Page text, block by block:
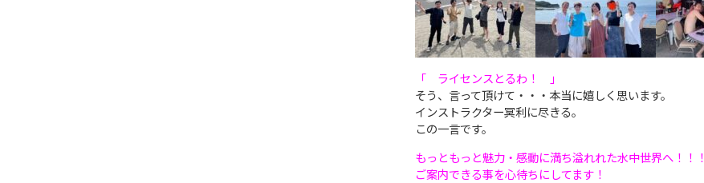
「 ライセンスとるわ！ 」
そう、言って頂けて・・・本当に嬉しく思います。
インストラクター冥利に尽きる。
この一言です。
もっともっと魅力・ 感動に満ち溢れれた水中世界へ！！！
ご案内できる事を心待ちにしてます！